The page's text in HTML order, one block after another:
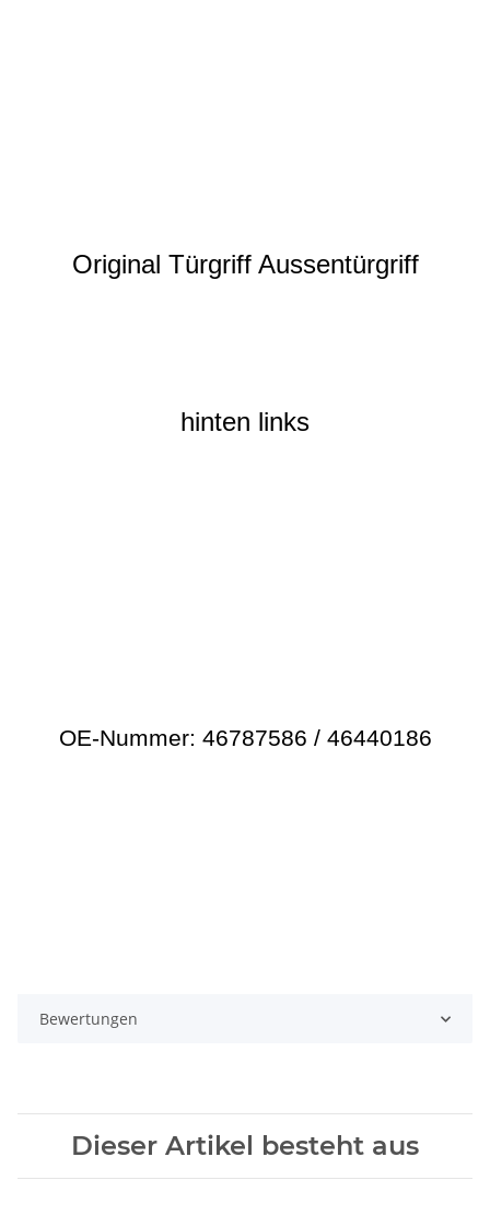
Original Türgriff Aussentürgriff
hinten links
OE-Nummer: 46787586 / 46440186
Bewertungen
Dieser Artikel besteht aus